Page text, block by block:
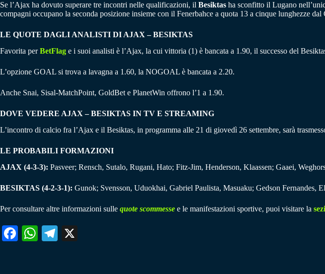
Se l’Ajax ha dovuto superare tre incontri nelle qualificazioni, il Besiktas ha sconfitto il Lugano
compagni occupano la seconda posizione insieme con il Fenerbahce a quota 13 a cinque lunghezze
LE QUOTE DAGLI ANALISTI DI AJAX – BESIKTAS
Favorita perBetFlag e i suoi analisti è l’Ajax, la cui vittoria (1) è bancata a 1.90, il successo del
L’opzione GOAL si trova a lavagna a 1.60, la NOGOAL è bancata a 2.20.
Anche Snai, Sisal-MatchPoint, GoldBet e PlanetWin offrono l’1 a 1.90.
DOVE VEDERE AJAX – BESIKTAS IN TV E STREAMING
L’incontro di calcio fra l’Ajax e il Besiktas, in programma alle 21 di giovedì 26 settembre, sarà
LE PROBABILI FORMAZIONI
AJAX (4-3-3): Pasveer; Rensch, Sutalo, Rugani, Hato; Fitz-Jim, Henderson, Klaassen; Gaaei,
BESIKTAS (4-2-3-1): Gunok; Svensson, Uduokhai, Gabriel Paulista, Masuaku; Gedson
Per consultare altre informazioni sulle quote scommesse e le manifestazioni sportive, puoi visitare la
Fa W
Te